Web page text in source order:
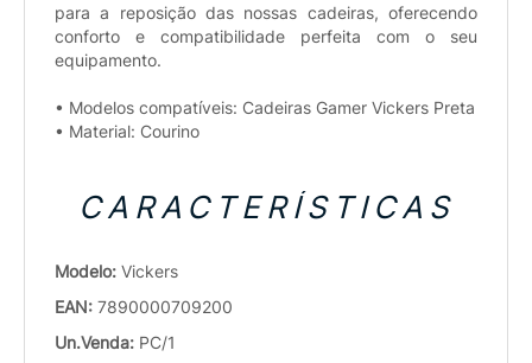
para a reposição das nossas cadeiras, oferecendo
conforto e compatibilidade perfeita com o seu
equipamento.
• Modelos compatíveis: Cadeiras Gamer Vickers Preta
• Material: Courino
CARACTERÍSTICAS
Modelo: Vickers
EAN: 7890000709200
Un.Venda: PC/1